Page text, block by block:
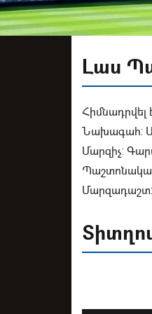
Լաս
Հիմնադրվել
Նախագահ:
Մարզիչ: